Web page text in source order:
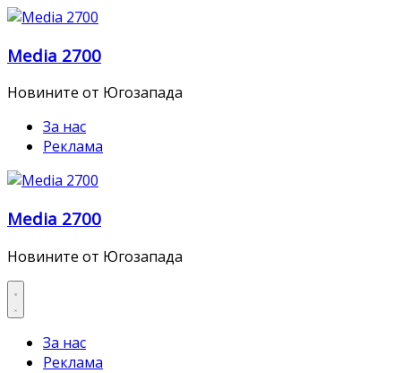
Skip
content
Media 2700
Новините от Югозапада
За нас
Реклама
Media 2700
Новините от Югозапада
За нас
Реклама